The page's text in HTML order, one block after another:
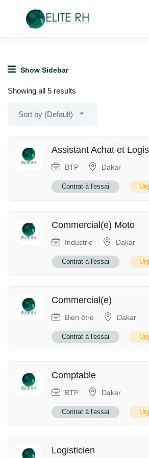
Show Sidebar
Showing all 5 results
Sort by (Default)
Assistant Achat et
BTP Dakar
Contrat à l'essai
Commercial(e) Moto
Industrie Dakar
Contrat à l'essai
Commercial(e)
Bien être Dakar
Contrat à l'essai
Comptable
BTP Dakar
Contrat à l'essai
Logisticien